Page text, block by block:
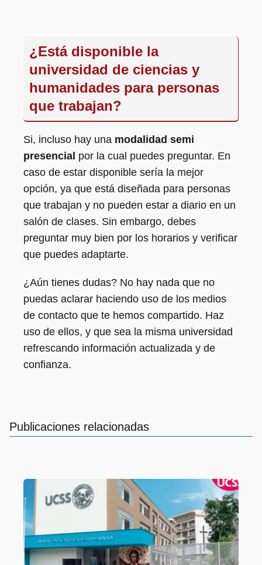
¿Está disponible la
universidad de ciencias y
humanidades para personas
que trabajan?
Si, incluso hay una modalidad semi
presencial por la cual puedes preguntar. En
caso de estar disponible sería la mejor
opción, ya que está diseñada para personas
que trabajan y no pueden estar a diario en un
salón de clases. Sin embargo, debes
preguntar muy bien por los horarios y verificar
que puedes adaptarte.
¿Aún tienes dudas? No hay nada que no
puedas aclarar haciendo uso de los medios
de contacto que te hemos compartido. Haz
uso de ellos, y que sea la misma universidad
refrescando información actualizada y de
confianza.
Publicaciones relacionadas